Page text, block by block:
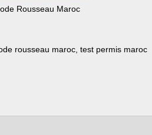
Rousseau Maroc
rousseau maroc, test permis maroc